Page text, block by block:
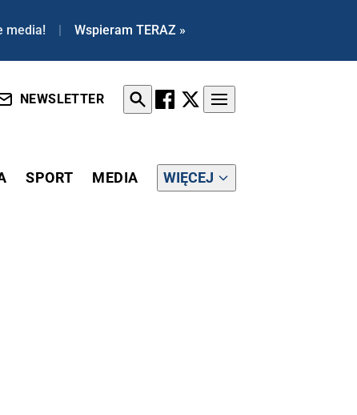
media! | Wspieram TERAZ »
NEWSLETTER
SPORT MEDIA WIĘCEJ